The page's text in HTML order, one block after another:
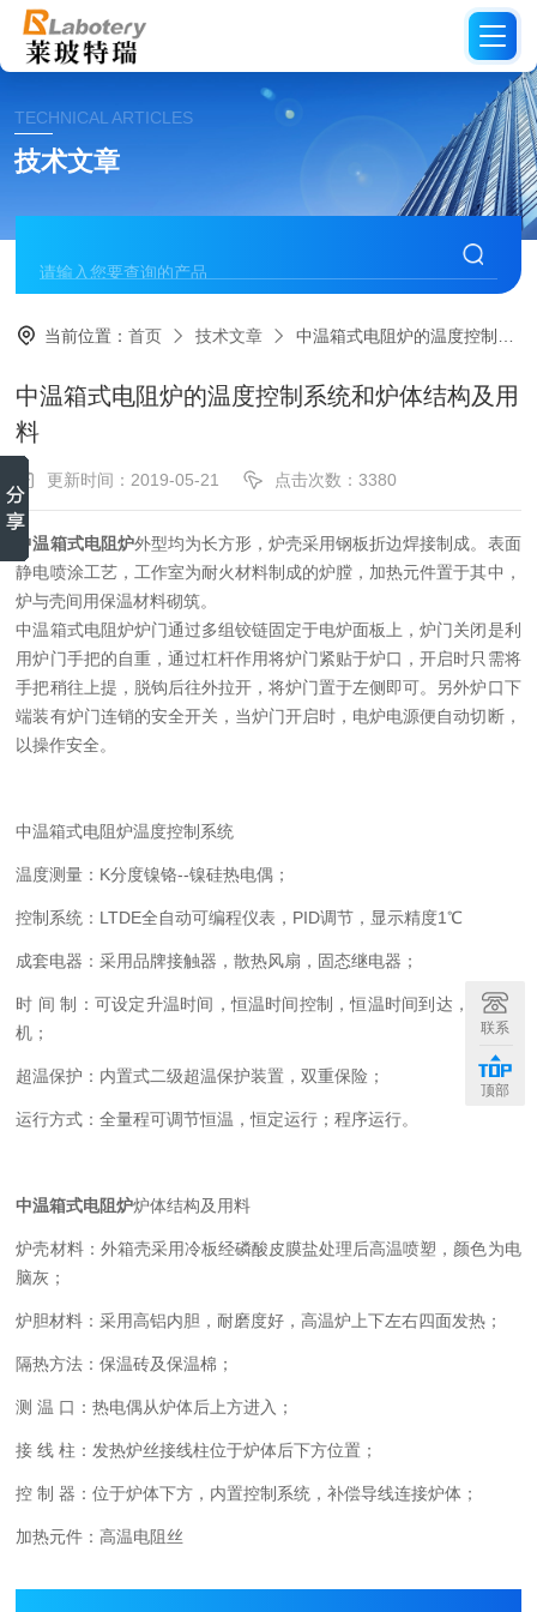
TECHNICAL ARTICLES
技术文章
当前位置：首页 技术文章 中温箱式电阻炉的温度控制系统和炉体结构及用料
中温箱式电阻炉的温度控制系统和炉体结构及用
料
更新时间：2019-05-21 点击次数：3380
中温箱式电阻炉外型均为长方形，炉壳采用钢板折边焊接制成。表面
静电喷涂工艺，工作室为耐火材料制成的炉膛，加热元件置于其中，
炉与壳间用保温材料砌筑。
中温箱式电阻炉炉门通过多组铰链固定于电炉面板上，炉门关闭是利
用炉门手把的自重，通过杠杆作用将炉门紧贴于炉口，开启时只需将
手把稍往上提，脱钩后往外拉开，将炉门置于左侧即可。另外炉口下
端装有炉门连销的安全开关，当炉门开启时，电炉电源便自动切断，
以操作安全。
中温箱式电阻炉温度控制系统
温度测量：K分度镍铬--镍硅热电偶；
控制系统：LTDE全自动可编程仪表，PID调节，显示精度1℃
成套电器：采用品牌接触器，散热风扇，固态继电器；
时 间 制：可设定升温时间，恒温时间控制，恒温时间到达，自动停
机；
超温保护：内置式二级超温保护装置，双重保险；
运行方式：全量程可调节恒温，恒定运行；程序运行。
中温箱式电阻炉炉体结构及用料
炉壳材料：外箱壳采用冷板经磷酸皮膜盐处理后高温喷塑，颜色为电
脑灰；
炉胆材料：采用高铝内胆，耐磨度好，高温炉上下左右四面发热；
隔热方法：保温砖及保温棉；
测 温 口：热电偶从炉体后上方进入；
接 线 柱：发热炉丝接线柱位于炉体后下方位置；
控 制 器：位于炉体下方，内置控制系统，补偿导线连接炉体；
加热元件：高温电阻丝
联系
顶部